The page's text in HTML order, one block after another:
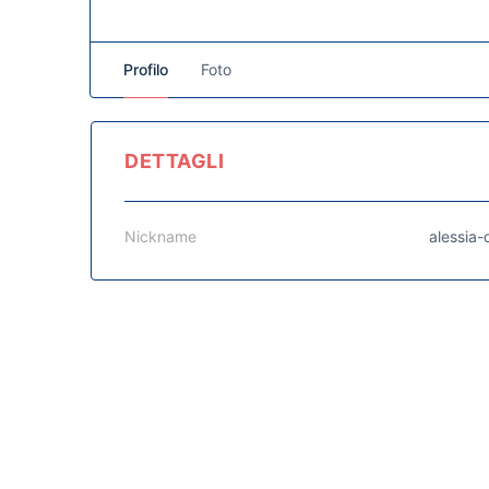
Profilo Foto
DETTAGLI
Nickname alessia-